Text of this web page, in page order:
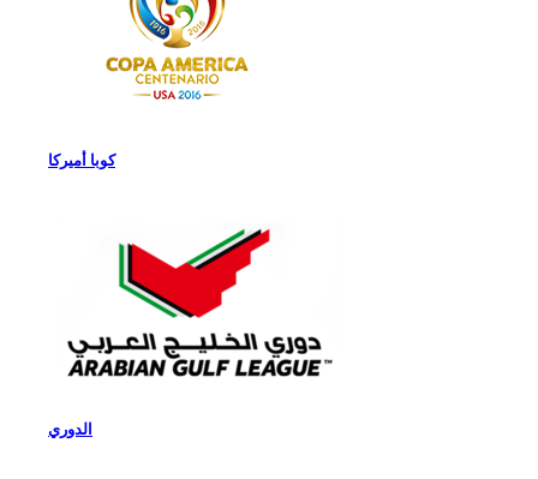
كوبا أميركا
الدوري